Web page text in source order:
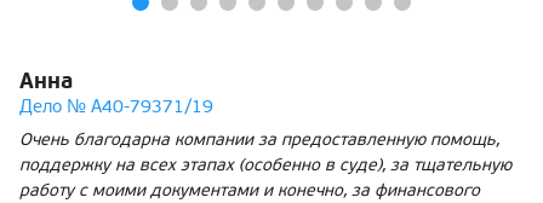
Анна
Дело № А40-79371/19
Очень благодарна компании за предоставленную помощь,
поддержку на всех этапах (особенно в суде), за тщательную
работу с моими документами и конечно, за финансового